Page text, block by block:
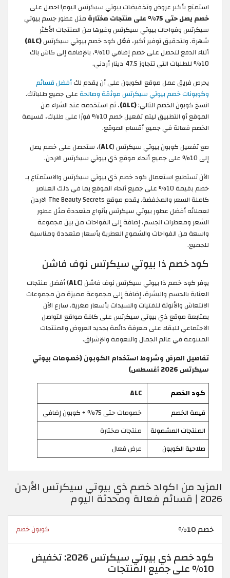
استمتع بأكبر عروض وتخفيضات بيوتي سيكرتس اليوم! احصل على
خصم يصل حتى 75% على منتجات مختارة
مثل عطور جسم بيوتي
سيكرتس وفواحات بيوتي سيكرتس وغيرها من المنتجات الأكثر
شهرة. ولتحقيق توفير أكبر، فعّل كود خصم بيوتي سيكرتس(ALC)
أثناء الدفع لتحصل على خصم إضافي 10%، بالإضافة إلى كاش باك
10% للطلبات التي تتجاوز 47.5 دينار أردني.
يحرص فريق عمل موقع الكوبون على أن يقدم لكأفضل قسائم
وكوبونات خصم بيوتي سيكرتس موثقة وصالحةعلى جميع طلباتك.
انسخ كوبون الخصم التالي:(ALC)
، ثم استخدمه عند الشراء من
الموقع أو التطبيق ليتم تفعيل خصم 10% فورًا على طلبك، قسيمة
الخصم فعالة في جميع أقسام الموقع.
مع تفعيل كوبون بيوتي سيكرتس (ALC)، ستحصل على خصم يصل
إلى 10% على جميع أنحاء موقع ذي بيوتي سيكرتس الاردن.
الآن تستطيع استعمال كود خصم ذي بيوتي سيكرتس والاستمتاع بـ
خصم بقيمة 10% على جميع أنحاء الموقع بما في ذلك العناصر
كاملة السعر والمخفضة. يقدم موقع The Beauty Secrets الاردن
لعملائه أفضل عطور بيوتي سيكرتس بأنواع متعددة مثل عطور
الشعر ومعطرات الجسم، إضافة إلى الفواحات من بين مجموعة
واسعة من الفواحات والشموع العطرية بأسعار متعددة ومناسبة
للجميع.
كود خصم ذا بيوتي سيكرتس نوف فاشن
يوفر كود خصم ذا بيوتي سيكرتس نوف فاشن (ALC) أفضل منتجات
العناية بالجسم والبشرة، إضافة إلى مجموعة مميزة من مجموعات
الانتعاش والأنوثة للفتيات والسيدات بأسعار مغرية. سارع الآن
بمتابعة موقع ذي بيوتي سيكرتس على كافة مواقع التواصل
الاجتماعي للبقاء على معرفة دائمة بجديد العروض والمنتجات
المتنوعة في عالم الجمال والنعومة والإشراق.
تفاصيل العرض وشروط استخدام الكوبون (خصومات بيوتي
سيكرتس 2026 أغسطس)
كود الخصم
ALC
قيمة الخصم
خصومات حتى 75% + كوبون إضافي
المنتجات المشمولة
منتجات مختارة
صلاحية الكوبون
عرض فعال
المزيد من اكواد خصم ذي بيوتي سيكرتس الأردن
2026 | قسائم فعالة ومحدثة اليوم
خصم 10% كوبون خصم
كود خصم ذي بيوتي سيكرتس 2026: تخفيض
10% على جميع المنتجات